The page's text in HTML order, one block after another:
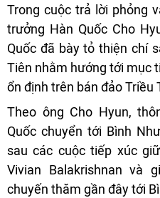
Trong cuộc trả lời phỏng
trưởng Hàn Quốc Cho
Quốc đã bày tỏ thiện chí
Tiên nhằm hướng tới mục
ổn định trên bán đảo Triều
Theo ông Cho Hyun,
Quốc chuyển tới Bình
sau các cuộc tiếp xúc
Vivian Balakrishnan và
chuyến thăm gần đây tới